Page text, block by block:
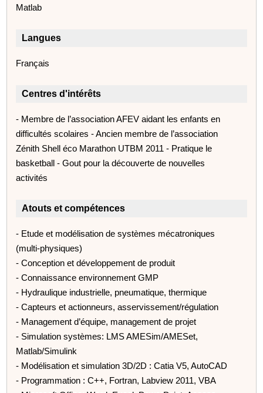
Matlab
Langues
Français
Centres d'intérêts
- Membre de l’association AFEV aidant les enfants en
difficultés scolaires - Ancien membre de l’association
Zénith Shell éco Marathon UTBM 2011 - Pratique le
basketball - Gout pour la découverte de nouvelles
activités
Atouts et compétences
- Etude et modélisation de systèmes mécatroniques
(multi-physiques)
- Conception et développement de produit
- Connaissance environnement GMP
- Hydraulique industrielle, pneumatique, thermique
- Capteurs et actionneurs, asservissement/régulation
- Management d’équipe, management de projet
- Simulation systèmes: LMS AMESim/AMESet,
Matlab/Simulink
- Modélisation et simulation 3D/2D : Catia V5, AutoCAD
- Programmation : C++, Fortran, Labview 2011, VBA